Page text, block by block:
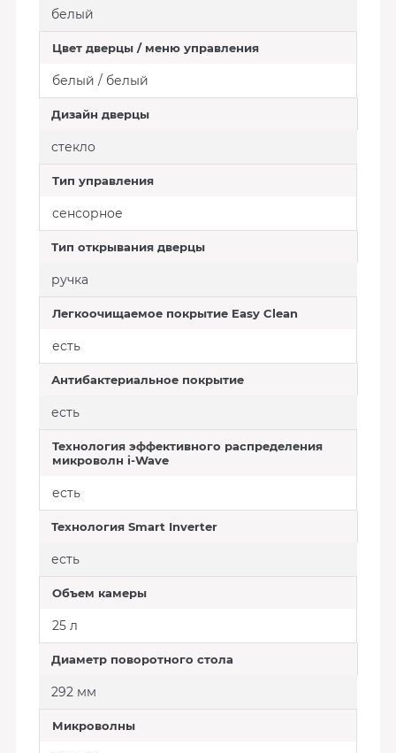
белый
Цвет дверцы / меню управления
белый / белый
Дизайн дверцы
стекло
Тип управления
сенсорное
Тип открывания дверцы
ручка
Легкоочищаемое покрытие Easy Clean
есть
Антибактериальное покрытие
есть
Технология эффективного распределения
микроволн i-Wave
есть
Технология Smart Inverter
есть
Объем камеры
25 л
Диаметр поворотного стола
292 мм
Микроволны